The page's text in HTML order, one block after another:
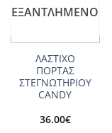
ΕΞΑΝΤΛΗΜΈΝΟ
ΛΑΣΤΙΧΟ
ΠΟΡΤΑΣ
ΣΤΕΓΝΩΤΗΡΙΟΥ
CANDY
36.00€